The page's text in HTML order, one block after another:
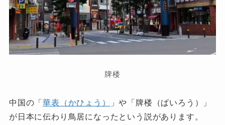
牌楼
中国の「華表（かひょう）
」や「牌楼（ぱいろう）」
が日本に伝わり鳥居になったという説があります。